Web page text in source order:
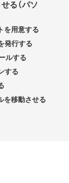
る（パソ
を用意する
発行する
ルする
する
を移動させる